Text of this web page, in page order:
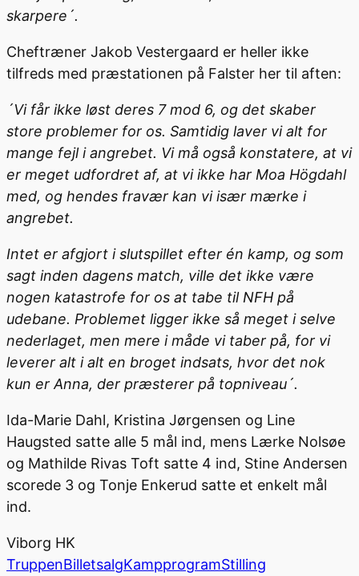
skarpere´.
Cheftræner Jakob Vestergaard er heller ikke
tilfreds med præstationen på Falster her til aften:
´Vi får ikke løst deres 7 mod 6, og det skaber
store problemer for os. Samtidig laver vi alt for
mange fejl i angrebet. Vi må også konstatere, at vi
er meget udfordret af, at vi ikke har Moa Högdahl
med, og hendes fravær kan vi især mærke i
angrebet.
Intet er afgjort i slutspillet efter én kamp, og som
sagt inden dagens match, ville det ikke være
nogen katastrofe for os at tabe til NFH på
udebane. Problemet ligger ikke så meget i selve
nederlaget, men mere i måde vi taber på, for vi
leverer alt i alt en broget indsats, hvor det nok
kun er Anna, der præsterer på topniveau´.
Ida-Marie Dahl, Kristina Jørgensen og Line
Haugsted satte alle 5 mål ind, mens Lærke Nolsøe
og Mathilde Rivas Toft satte 4 ind, Stine Andersen
scorede 3 og Tonje Enkerud satte et enkelt mål
ind.
Viborg HK
TruppenBilletsalgKampprogramStilling